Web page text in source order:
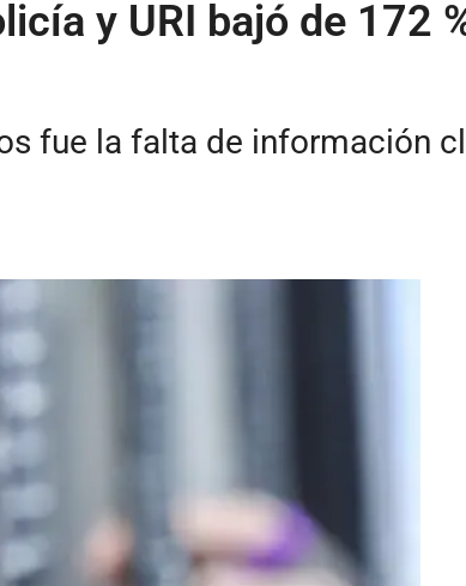
y URI bajó de 172
fue la falta de información